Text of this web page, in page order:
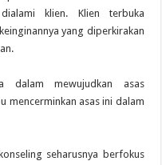
klien. Klien terbuka
yang diperkirakan
dalam mewujudkan asas
mencerminkan asas ini dalam
seharusnya berfokus